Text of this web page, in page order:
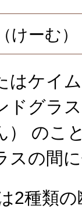
（けーむ）
はケイ
ドグラ
） のこ
スの間
2種類